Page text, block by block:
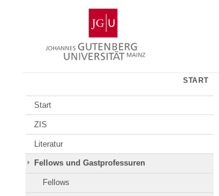
Gutenberg-
Universität
Mainz
START
Start
ZIS
Literatur
Fellows und Gastprofessuren
Fellows